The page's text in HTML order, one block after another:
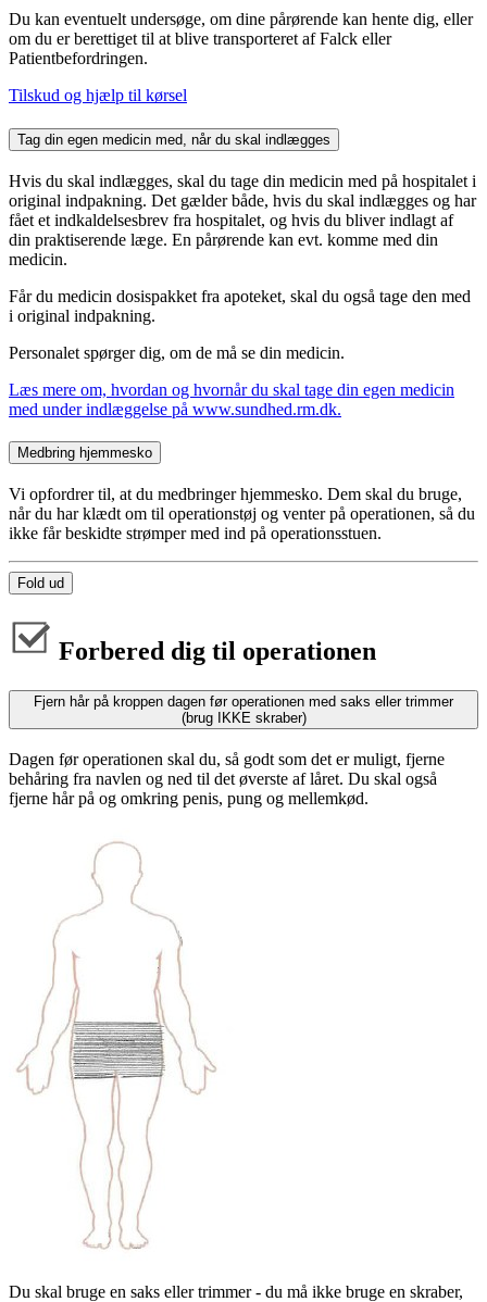
Du kan eventuelt undersøge, om dine pårørende kan hente dig, eller
om du er berettiget til at blive transporteret af Falck eller
Patientbefordringen.
Tilskud og hjælp til kørsel
Tag din egen medicin med, når du skal indlægges
Hvis du skal indlægges, skal du tage din medicin med på hospitalet i
original indpakning. Det gælder både, hvis du skal indlægges og har
fået et indkaldelsesbrev fra hospitalet, og hvis du bliver indlagt af
din praktiserende læge. En pårørende kan evt. komme med din
medicin.
Får du medicin dosispakket fra apoteket, skal du også tage den med
i original indpakning.
Personalet spørger dig, om de må se din medicin.
Læs mere om, hvordan og hvornår du skal tage din egen medicin
med under indlæggelse på www.sundhed.rm.dk.
Medbring hjemmesko
Vi opfordrer til, at du medbringer hjemmesko. Dem skal du bruge,
når du har klædt om til operationstøj og venter på operationen, så du
ikke får beskidte strømper med ind på operationsstuen.
Fold ud
Forbered dig til operationen
Fjern hår på kroppen dagen før operationen med saks eller trimmer
(brug IKKE skraber)
Dagen før operationen skal du, så godt som det er muligt, fjerne
behåring fra navlen og ned til det øverste af låret. Du skal også
fjerne hår på og omkring penis, pung og mellemkød.
Du skal bruge en saks eller trimmer - du må ikke bruge en skraber,